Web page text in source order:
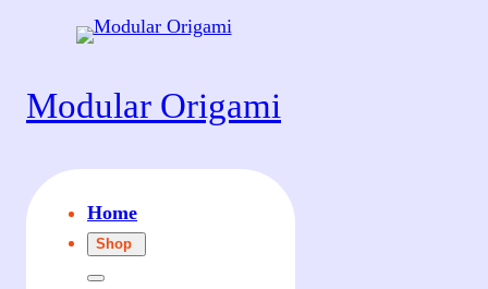
Modular Origami
Home
Shop